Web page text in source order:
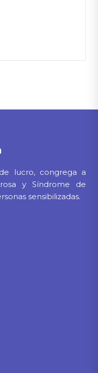
lucro, congrega a
y Síndrome de
sensibilizadas.